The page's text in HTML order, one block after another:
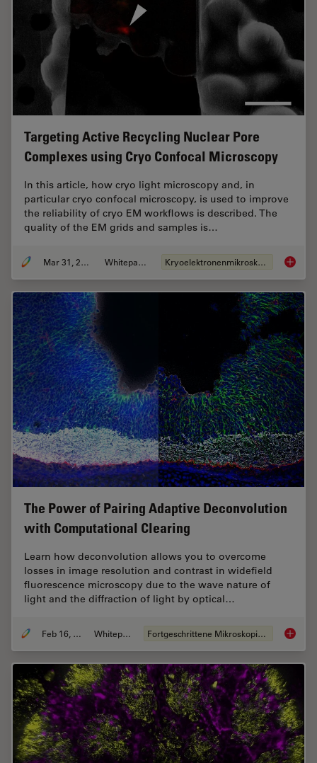
Targeting Active Recycling Nuclear Pore
Complexes using Cryo Confocal Microscopy
In this article, how cryo light microscopy and, in
particular cryo confocal microscopy, is used to improve
the reliability of cryo EM workflows is described. The
quality of the EM grids and samples is…
Mar 31, 2021 Whitepaper Kryoelektronenmikroskopie
The Power of Pairing Adaptive Deconvolution
with Computational Clearing
Learn how deconvolution allows you to overcome
losses in image resolution and contrast in widefield
fluorescence microscopy due to the wave nature of
light and the diffraction of light by optical…
Feb 16, 2021 Whitepaper Fortgeschrittene Mikroskopietechniken The